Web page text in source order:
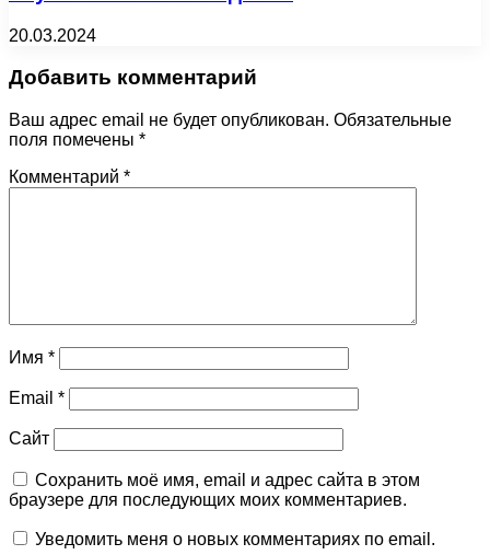
20.03.2024
Добавить комментарий
Ваш адрес email не будет опубликован. Обязательные
поля помечены *
Комментарий *
Имя *
Email *
Сайт
Сохранить моё имя, email и адрес сайта в этом
браузере для последующих моих комментариев.
Уведомить меня о новых комментариях по email.